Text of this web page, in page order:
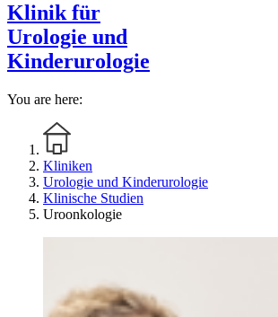
Klinik für
Urologie und
Kinderurologie
You are here:
Kliniken
Urologie und Kinderurologie
Klinische Studien
Uroonkologie